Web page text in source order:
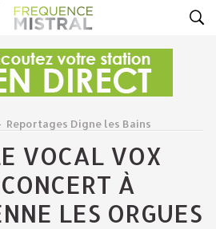
Reportages Digne les Bains
VOCAL VOX
À
LES ORGUES